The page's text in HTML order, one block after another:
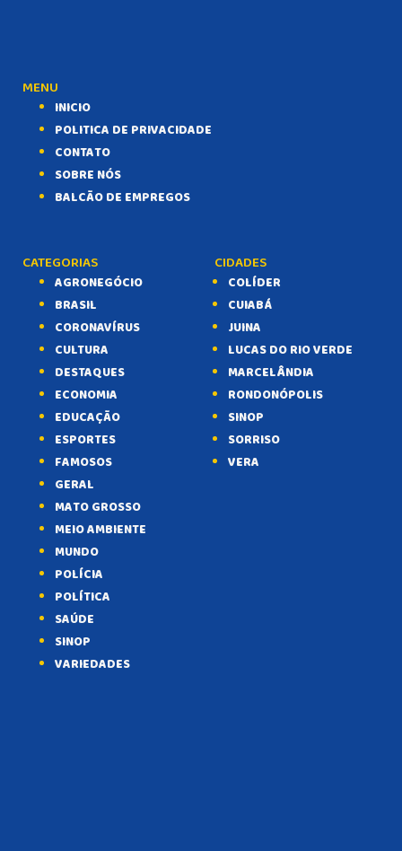
MENU
INICIO
POLITICA DE PRIVACIDADE
CONTATO
SOBRE NÓS
BALCÃO DE EMPREGOS
CATEGORIAS
AGRONEGÓCIO
BRASIL
CORONAVÍRUS
CULTURA
DESTAQUES
ECONOMIA
EDUCAÇÃO
ESPORTES
FAMOSOS
GERAL
MATO GROSSO
MEIO AMBIENTE
MUNDO
POLÍCIA
POLÍTICA
SAÚDE
SINOP
VARIEDADES
CIDADES
COLÍDER
CUIABÁ
JUINA
LUCAS DO RIO VERDE
MARCELÂNDIA
RONDONÓPOLIS
SINOP
SORRISO
VERA